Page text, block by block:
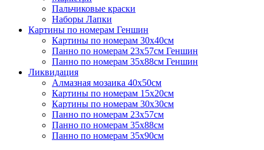
Пальчиковые краски
Наборы Лапки
Картины по номерам Геншин
Картины по номерам 30х40см
Панно по номерам 23х57см Геншин
Панно по номерам 35х88см Геншин
Ликвидация
Алмазная мозаика 40х50см
Картины по номерам 15х20см
Картины по номерам 30х30см
Панно по номерам 23х57см
Панно по номерам 35х88см
Панно по номерам 35х90см